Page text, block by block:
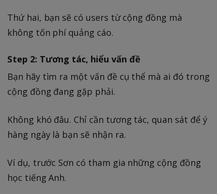
Thứ hai, bạn sẽ có users từ cộng đồng mà
không tốn phí quảng cáo.
Step 2: Tương tác, hiểu vấn đề
Bạn hãy tìm ra một vấn đề cụ thể mà ai đó trong
cộng đồng đang gặp phải.
Không khó đâu. Chỉ cần tương tác, quan sát để ý
hàng ngày là bạn sẽ nhận ra.
Ví dụ, trước Sơn có tham gia những cộng đồng
học tiếng Anh.